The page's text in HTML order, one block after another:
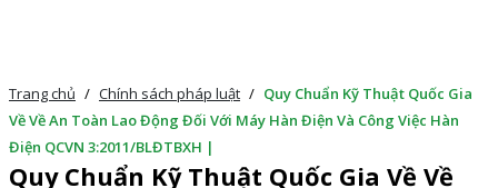
Trang chủ / Chính sách pháp luật / Quy Chuẩn Kỹ Thuật Quốc Gia
Về Về An Toàn Lao Động Đối Với Máy Hàn Điện Và Công Việc Hàn
Điện QCVN 3:2011/BLĐTBXH |
Quy Chuẩn Kỹ Thuật Quốc Gia Về Về